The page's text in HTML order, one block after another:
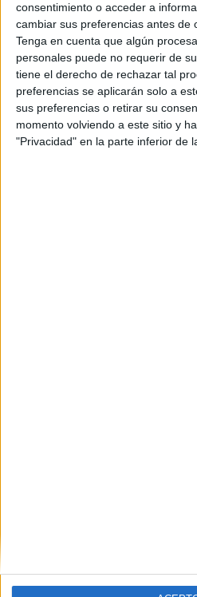
consentimiento o acceder a
cambiar sus preferencias antes de
Tenga en cuenta que algún
personales puede no requerir de
tiene el derecho de rechazar tal
preferencias se aplicarán solo a
sus preferencias o retirar su
momento volviendo a este sitio y
"Privacidad" en la parte inferior de
Soy estudiante de:*
Términos y
Aceptolos Términos y
Y como regalo de agradecimiento,
gratis una copia de nuestro